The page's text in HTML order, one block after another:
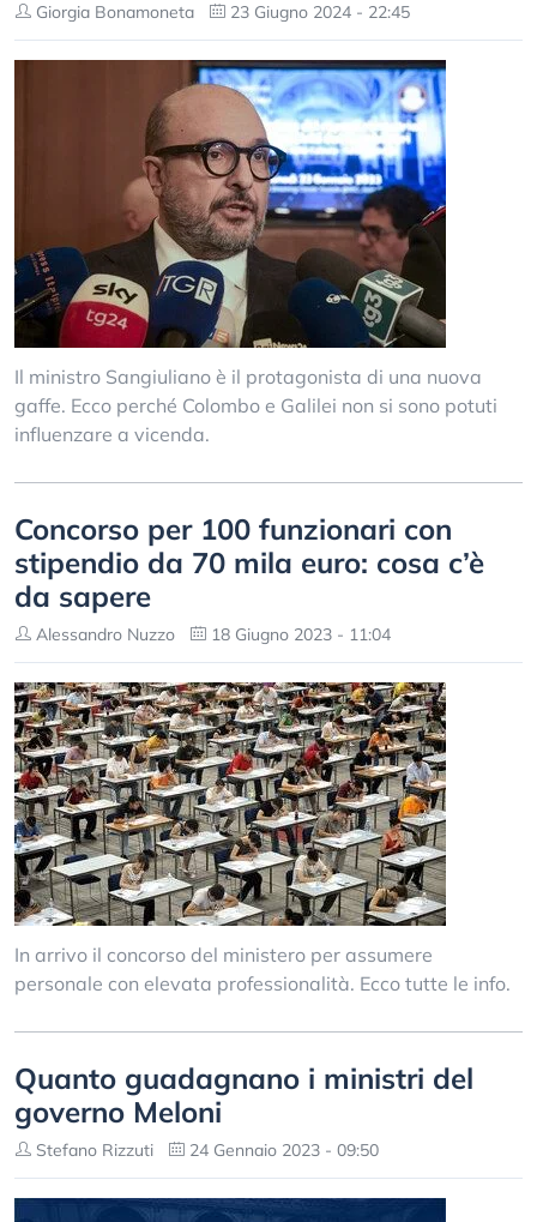
Giorgia Bonamoneta 23 Giugno 2024 - 22:45
Il ministro Sangiuliano è il protagonista di una nuova
gaffe. Ecco perché Colombo e Galilei non si sono potuti
influenzare a vicenda.
Concorso per 100 funzionari con
stipendio da 70 mila euro: cosa c’è
da sapere
Alessandro Nuzzo 18 Giugno 2023 - 11:04
In arrivo il concorso del ministero per assumere
personale con elevata professionalità. Ecco tutte le info.
Quanto guadagnano i ministri del
governo Meloni
Stefano Rizzuti 24 Gennaio 2023 - 09:50